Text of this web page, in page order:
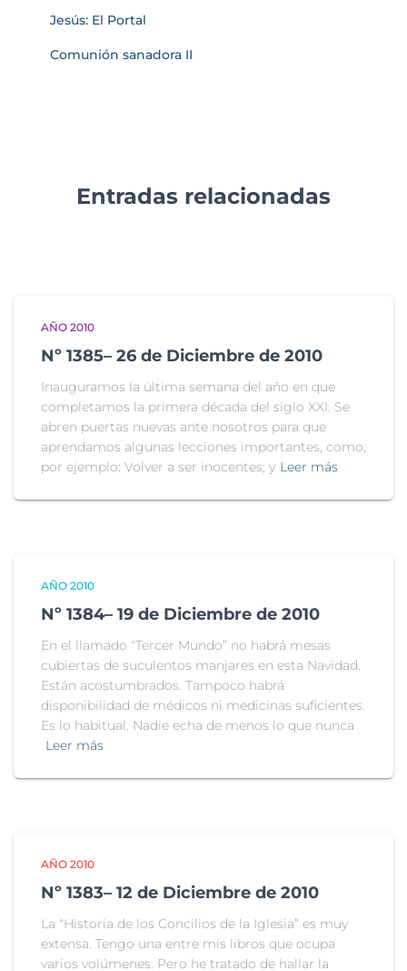
Jesús: El Portal
Comunión sanadora II
Entradas relacionadas
AÑO 2010
Nº 1385– 26 de Diciembre de 2010
Inauguramos la última semana del año en que
completamos la primera década del siglo XXI. Se
abren puertas nuevas ante nosotros para que
aprendamos algunas lecciones importantes, como,
por ejemplo: Volver a ser inocentes; y Leer más
AÑO 2010
Nº 1384– 19 de Diciembre de 2010
En el llamado “Tercer Mundo” no habrá mesas
cubiertas de suculentos manjares en esta Navidad.
Están acostumbrados. Tampoco habrá
disponibilidad de médicos ni medicinas suficientes.
Es lo habitual. Nadie echa de menos lo que nunca
Leer más
AÑO 2010
Nº 1383– 12 de Diciembre de 2010
La “Historia de los Concilios de la Iglesia” es muy
extensa. Tengo una entre mis libros que ocupa
varios volúmenes. Pero he tratado de hallar la